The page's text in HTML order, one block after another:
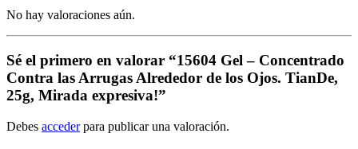
No hay valoraciones aún.
Sé el primero en valorar “15604 Gel – Concentrado
Contra las Arrugas Alrededor de los Ojos. TianDe,
25g, Mirada expresiva!”
Debes accederpara publicar una valoración.